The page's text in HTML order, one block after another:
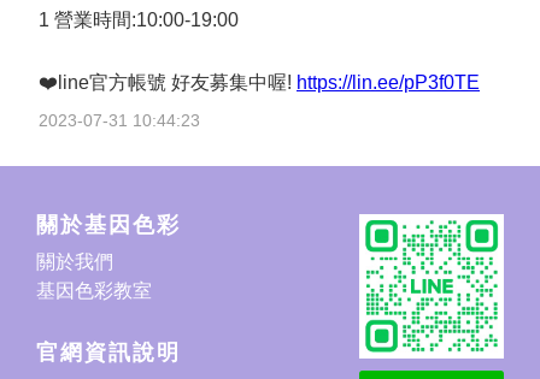
1 營業時間:10:00-19:00
❤️line官方帳號 好友募集中喔! https://lin.ee/pP3f0TE
2023-07-31 10:44:23
關於基因色彩
關於我們
基因色彩教室
官網資訊說明